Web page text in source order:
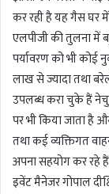
कर रही है यह गैस घर
एलपीजी की तुलना में
पर्यावरण को भी
लाख से ज्यादा तथा
उपलब्ध करा चुके हैं
पर भी किया जाता है
तथा कई व्यक्तिगत
अपना सहयोग कर रहे
इवेंट मैनेजर गोपाल